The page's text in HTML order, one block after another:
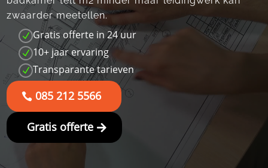
zwaarder meetellen.​
N Gratis offerte in 24 uur
N 10+ jaar ervaring
N Transparante tarieven
085 212 5566
Gratis offerte